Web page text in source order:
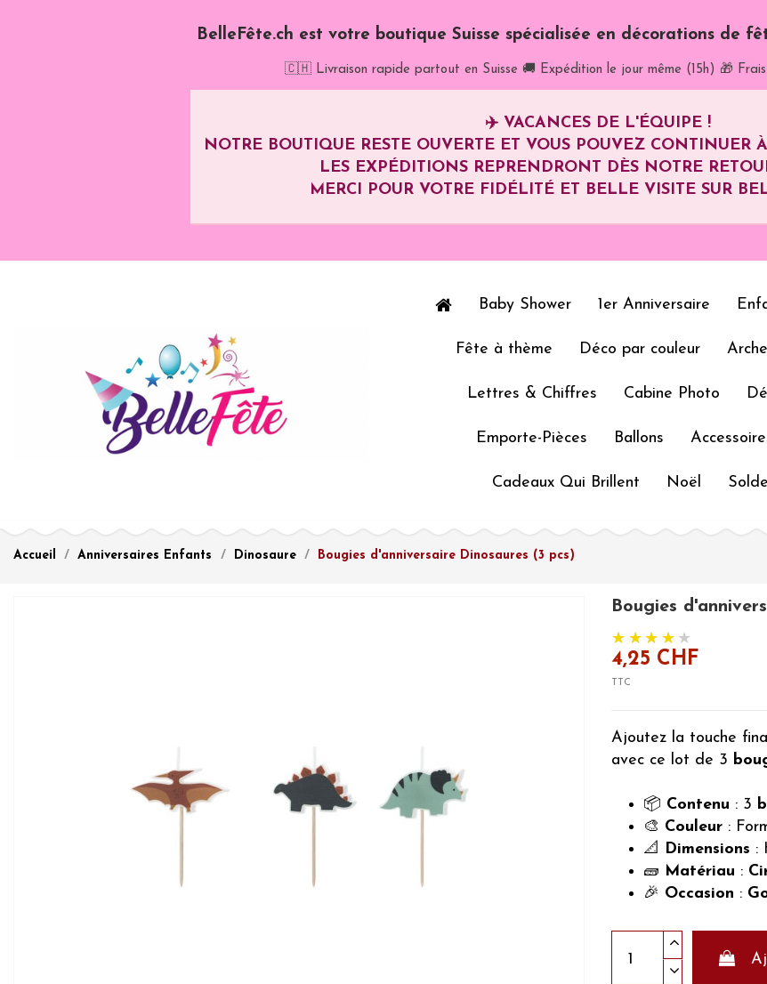
BelleFête.ch est votre boutique Suisse spécialisée en décorations de
🇨🇭 Livraison rapide partout en Suisse 🚚 Expédition le jour même (15h) 🎁
✈️ VACANCES DE L'ÉQUIPE !
NOTRE BOUTIQUE RESTE OUVERTE ET VOUS POUVEZ CONTINUER
LES EXPÉDITIONS REPRENDRONT DÈS NOTRE
MERCI POUR VOTRE FIDÉLITÉ ET BELLE VISITE SUR
Baby Shower 1er Anniversaire
Fête à thème Déco par couleur
Lettres & Chiffres Cabine Photo
Emporte-Pièces Ballons
Cadeaux Qui Brillent Noël
Accueil Anniversaires Enfants Dinosaure Bougies d'anniversaire Dinosaures (3 pcs)
Bougies
4,25 CHF
TTC
Ajoutez la touche
avec ce lot de 3
📦 Contenu : 3
🎨 Couleur :
📐 Dimensions :
🧱 Matériau :
🎉 Occasion :